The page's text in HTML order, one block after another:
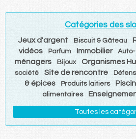
Catégories des
Jeux d'argent Biscuit & Gâteau
vidéos
Parfum Immobilier
ménagers
Bijoux Organismes
société
Site de rencontre
& épices
Produits laitiers
alimentaires
Toutes les